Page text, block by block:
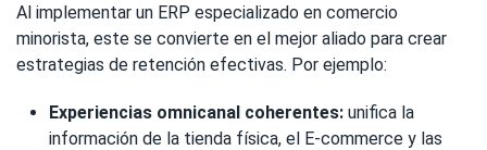
Al implementar un ERP especializado en comercio
minorista, este se convierte en el mejor aliado para crear
estrategias de retención efectivas. Por ejemplo:
Experiencias omnicanal coherentes: unifica la
información de la tienda física, el E-commerce y las